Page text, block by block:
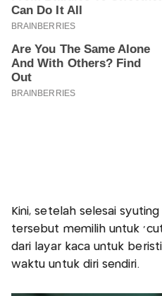
Kini, setelah selesai
tersebut memilih untuk
dari layar kaca untuk
waktu untuk diri sendiri.